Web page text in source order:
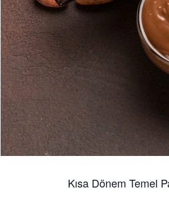
Kısa Dönem Temel